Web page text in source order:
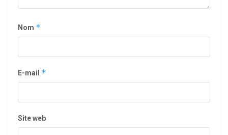
Nom *
E-mail *
Site web